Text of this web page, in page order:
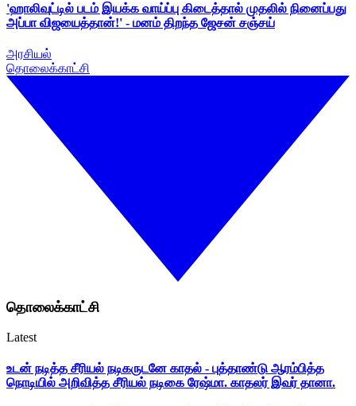
'ஹாலிவுட்டில் படம் இயக்க வாய்ப்பு கிடைத்தால் முதலில் நினைப்பது
அப்பா விஜயைத்தான்!' - மனம் திறந்த ஜேசன் சஞ்சய்
அரசியல்
தொலைக்காட்சி
தொலைக்காட்சி
Latest
உடன் நடித்த சீரியல் நடிகருடனே காதல் - புத்தாண்டு ஆரம்பித்த
நொடியில் அறிவித்த சீரியல் நடிகை ரேஷ்மா. காதலர் இவர் தானா.